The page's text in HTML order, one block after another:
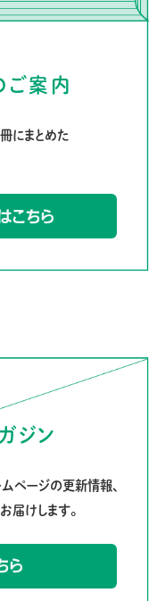
ご案内
にまとめた
こちら
ジン
ページの更新情報、
届けします。
ら